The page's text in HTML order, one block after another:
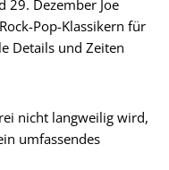
29. Dezember Joe
Pop-Klassikern für
Details und Zeiten
nicht langweilig wird,
umfassendes